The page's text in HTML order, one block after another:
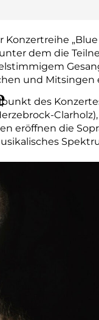
„Blue
dem die
und Mitsingen
des
eröffnen die